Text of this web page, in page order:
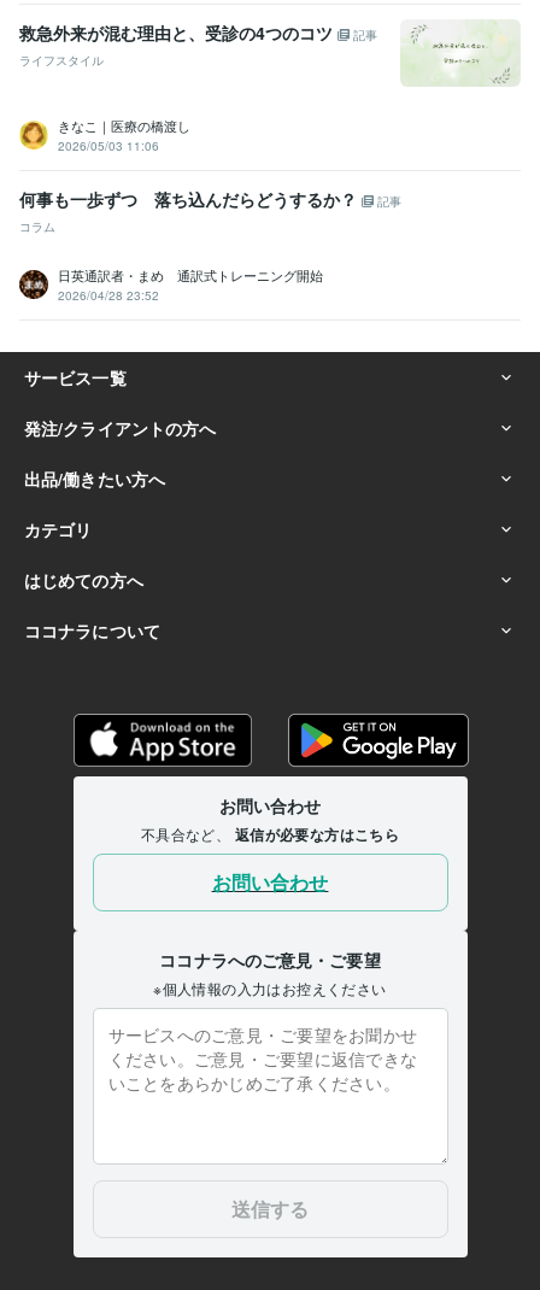
救急外来が混む理由と、受診の4つのコツ
記事
ライフスタイル
きなこ｜医療の橋渡し
2026/05/03 11:06
何事も一歩ずつ 落ち込んだらどうするか？
記事
コラム
日英通訳者・まめ 通訳式トレーニング開始
2026/04/28 23:52